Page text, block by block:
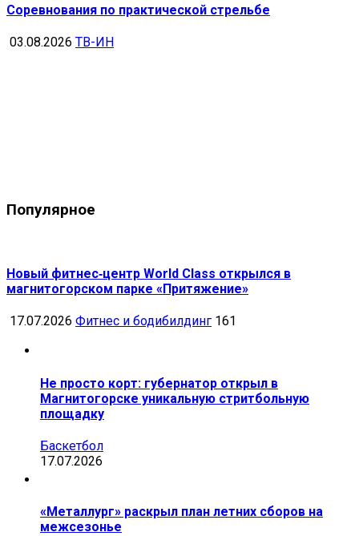
Соревнования по практической стрельбе
03.08.2026 ТВ-ИН
Популярное
Новый фитнес‑центр World Class открылся в
магнитогорском парке «Притяжение»
17.07.2026 Фитнес и бодибилдинг 161
Не просто корт: губернатор открыл в
Магнитогорске уникальную стритбольную
площадку
Баскетбол
17.07.2026
«Металлург» раскрыл план летних сборов на
межсезонье